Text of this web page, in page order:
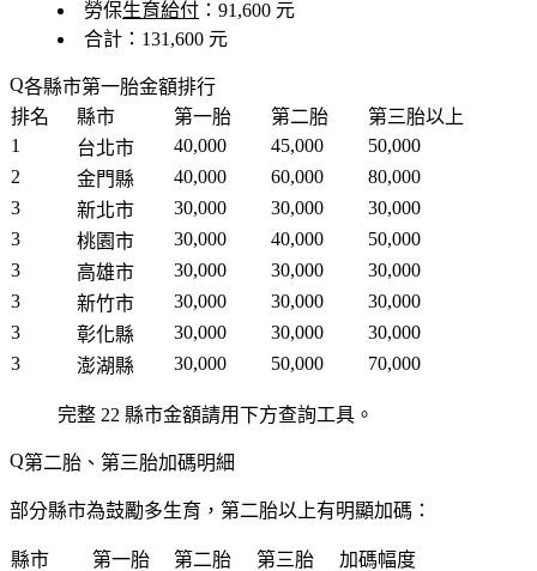
勞保生育給付 ：91,600 元
合計：131,600 元
各縣市第一胎金額排行
排名
縣市 第一胎 第二胎
第三胎以上
1
台北市 40,000 45,000
50,000
2
金門縣 40,000 60,000
80,000
3
新北市 30,000 30,000
30,000
3
桃園市 30,000 40,000
50,000
3
高雄市 30,000 30,000
30,000
3
新竹市 30,000 30,000
30,000
3
彰化縣 30,000 30,000
30,000
3
澎湖縣 30,000 50,000 70,000
完整 22 縣市金額請用下方查詢工具。
第二胎、第三胎加碼明細
部分縣市為鼓勵多生育，第二胎以上有明顯加碼：
縣市 第一胎 第二胎 第三胎
加碼幅度